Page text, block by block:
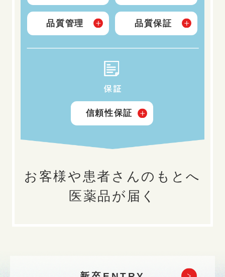
品質管理 品質保証
信頼性保証
お客様や患者さんのもとへ
医薬品が届く